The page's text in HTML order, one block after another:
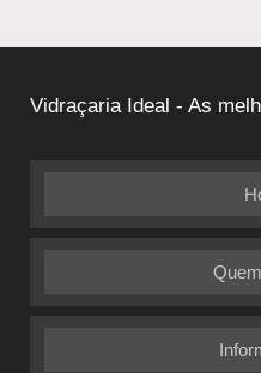
Vidraçaria Ideal - As